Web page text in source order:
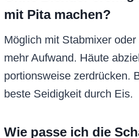
mit Pita machen?
Möglich mit Stabmixer
mehr Aufwand. Häute
portionsweise zerdrücken.
beste Seidigkeit durch Eis.
Wie passe ich die